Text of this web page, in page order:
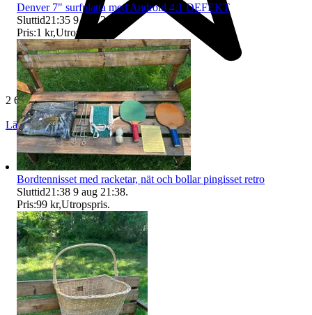
2 641 omdömen
Läs omdömen Följ
Denver 7" surfplatta med Android 4.1 DEFEKT
Sluttid21:35 9 aug 21:35
Pris:1 kr,Utropspris
Bordtennisset med racketar, nät och bollar pingisset retro
Sluttid21:38 9 aug 21:38.
Pris:99 kr,Utropspris.